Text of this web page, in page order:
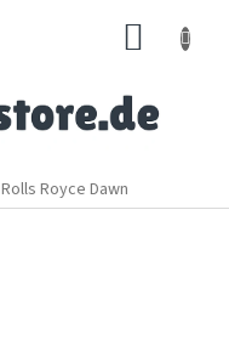
Rolls Royce Dawn